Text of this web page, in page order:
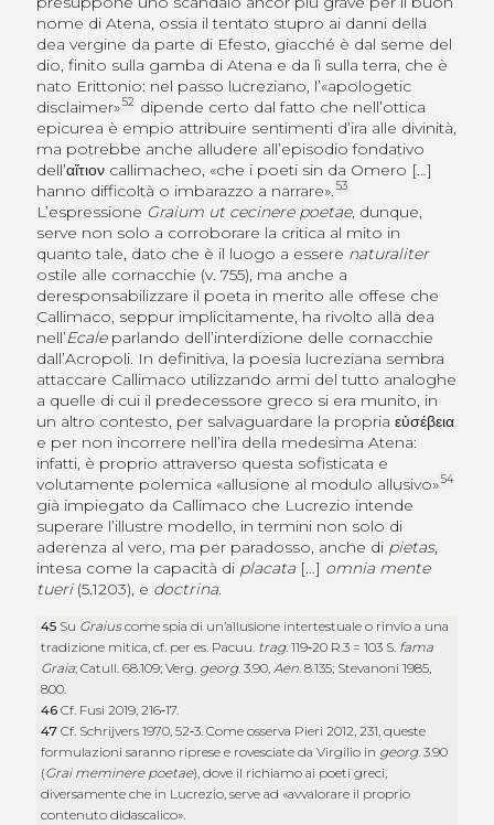
nome di Atena, ossia il tentato stupro ai danni della
dea vergine da parte di Efesto, giacché è dal seme del
dio, finito sulla gamba di Atena e da lì sulla terra, che è
nato Erittonio: nel passo lucreziano, l’«apologetic
disclaimer»52 dipende certo dal fatto che nell’ottica
epicurea è empio attribuire sentimenti d’ira alle divinità,
ma potrebbe anche alludere all’episodio fondativo
dell’αἴτιονcallimacheo, «che i poeti sin da Omero […]
hanno difficoltà o imbarazzo a narrare».53
L’espressione Graium ut cecinere poetae, dunque,
serve non solo a corroborare la critica al mito in
quanto tale, dato che è il luogo a essere naturaliter
ostile alle cornacchie (v. 755), ma anche a
deresponsabilizzare il poeta in merito alle offese che
Callimaco, seppur implicitamente, ha rivolto alla dea
nell’Ecaleparlando dell’interdizione delle cornacchie
dall’Acropoli. In definitiva, la poesia lucreziana sembra
attaccare Callimaco utilizzando armi del tutto analoghe
a quelle di cui il predecessore greco si era munito, in
un altro contesto, per salvaguardare la propria εὐσέβεια
e per non incorrere nell’ira della medesima Atena:
infatti, è proprio attraverso questa sofisticata e
volutamente polemica «allusione al modulo allusivo»54
già impiegato da Callimaco che Lucrezio intende
superare l’illustre modello, in termini non solo di
aderenza al vero, ma per paradosso, anche di pietas,
intesa come la capacità di placata […] omnia mente
tueri(5.1203), e doctrina.
45 Su Graiuscome spia di un’allusione intertestuale o rinvio a una
tradizione mitica, cf. per es. Pacuu. trag. 119‑20 R.3 = 103 S. fama
Graia; Catull. 68.109; Verg. georg. 3.90, Aen . 8.135; Stevanoni 1985,
800.
46Cf. Fusi 2019, 216‑17.
47Cf. Schrijvers 1970, 52‑3. Come osserva Pieri 2012, 231, queste
formulazioni saranno riprese e rovesciate da Virgilio in georg. 3.90
(Grai meminere poetae), dove il richiamo ai poeti greci,
diversamente che in Lucrezio, serve ad «avvalorare il proprio
contenuto didascalico».